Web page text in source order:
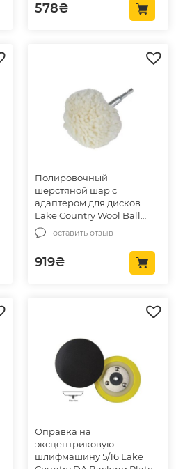
578₴
Полировочный
шерстяной шар с
адаптером для дисков
Lake Country Wool Ball
73мм (81-103)
оставить отзыв
919₴
Оправка на
эксцентриковую
шлифмашину 5/16 Lake